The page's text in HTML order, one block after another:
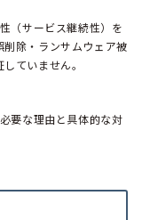
（サービス継続性）を
除・ランサムウェア被
ていません。
要な理由と具体的な対